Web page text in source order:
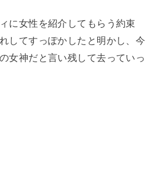
に女性を紹介してもらう約束
してすっぽかしたと明かし、今
女神だと言い残して去っていっ